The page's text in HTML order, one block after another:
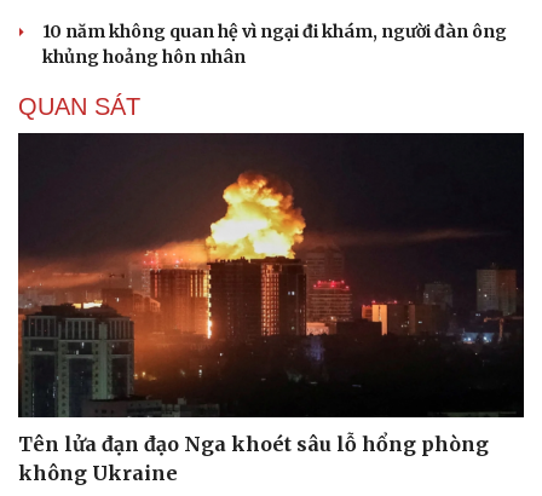
Cải chính
10 năm không quan hệ vì ngại đi khám, người đàn ông
khủng hoảng hôn nhân
QUAN SÁT
Tên lửa đạn đạo Nga khoét sâu lỗ hổng phòng
không Ukraine